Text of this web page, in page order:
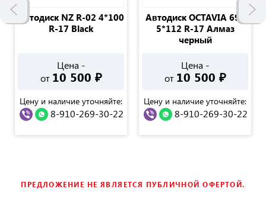
Автодиск NZ R-02 4*100
R-17 Black
Цена -
от 10 500 ₽
Цену и наличие уточняйте:
8-910-269-30-22
Автодиск OCTAVIA 699
5*112 R-17 Алмаз
черный
Цена -
от 10 500 ₽
Цену и наличие уточняйте:
8-910-269-30-22
ПРЕДЛОЖЕНИЕ НЕ ЯВЛЯЕТСЯ ПУБЛИЧНОЙ ОФЕРТОЙ.